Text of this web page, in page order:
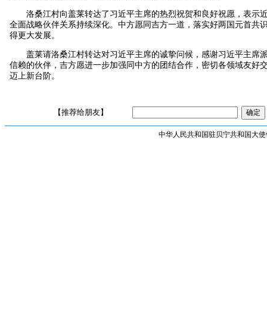
洛桑江村向盖莱转达了习近平主席的热烈祝贺和良好祝愿，表示
全面战略伙伴关系持续深化。中方愿同吉方一道，落实好两国元首共
得更大发展。
盖莱请洛桑江村转达对习近平主席的诚挚问候，感谢习近平主席
信赖的伙伴，吉方愿进一步加强同中方的团结合作，密切各领域友好
迈上新台阶。
【推荐给朋友】
中华人民共和国驻贝宁共和国大